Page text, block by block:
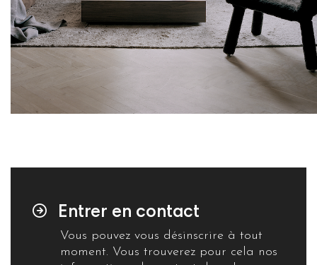
Entrer en contact
Vous pouvez vous désinscrire à tout
moment. Vous trouverez pour cela nos